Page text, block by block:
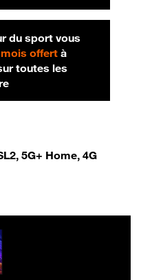
du sport vous
mois offertà
toutes les
5G+ Home, 4G